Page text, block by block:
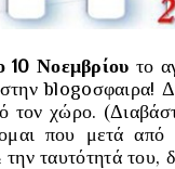
10 Νοεμβρίου το
blogoσφαιρα!
τον χώρο.
που μετά από
την ταυτότητά